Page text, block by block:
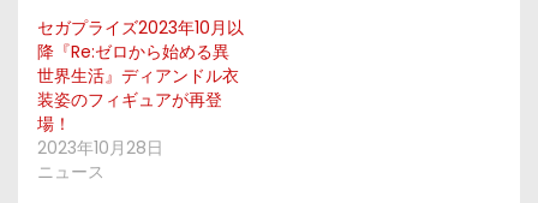
セガプライズ2023年10月以
降『Re:ゼロから始める異
世界生活』ディアンドル衣
装姿のフィギュアが再登
場！
2023年10月28日
ニュース